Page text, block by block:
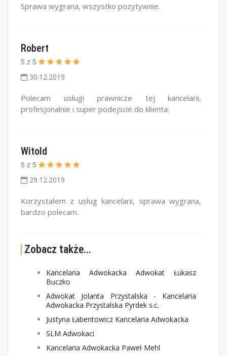
Sprawa wygrana, wszystko pozytywnie.
Robert
5 z 5
30.12.2019
Polecam usługi prawnicze tej kancelarii,
profesjonalnie i super podejscie do klienta.
Witold
5 z 5
29.12.2019
Korzystałem z usług kancelarii, sprawa wygrana,
bardzo polecam.
Zobacz także...
Kancelaria Adwokacka Adwokat Łukasz
Buczko
Adwokat Jolanta Przystalska - Kancelaria
Adwokacka Przystalska Pyrdek s.c.
Justyna Łabentowicz Kancelaria Adwokacka
SLM Adwokaci
Kancelaria Adwokacka Paweł Mehl